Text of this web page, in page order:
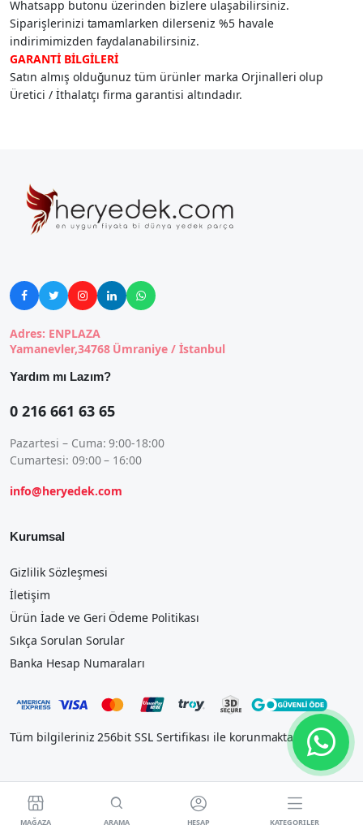
Whatsapp butonu üzerinden bizlere ulaşabilirsiniz.
Siparişlerinizi tamamlarken dilerseniz %5 havale
indirimimizden faydalanabilirsiniz.
GARANTİ BİLGİLERİ
Satın almış olduğunuz tüm ürünler marka Orjinalleri olup
Üretici / İthalatçı firma garantisi altındadır.
    
Adres: ENPLAZA
Yamanevler,34768 Ümraniye / İstanbul
Yardım mı Lazım?
0 216 661 63 65
Pazartesi – Cuma: 9:00-18:00
Cumartesi: 09:00 – 16:00
info@heryedek.com
Kurumsal
Gizlilik Sözleşmesi
İletişim
Ürün İade ve Geri Ödeme Politikası
Sıkça Sorulan Sorular
Banka Hesap Numaraları
Tüm bilgileriniz 256bit SSL Sertifikası ile korunmaktadır.

MAĞAZA

ARAMA

HESAP

KATEGORILER